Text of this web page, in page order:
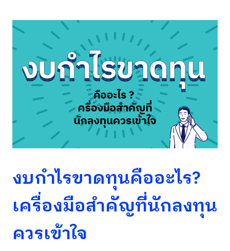
งบกำไรขาดทุนคืออะไร?
เครื่องมือสำคัญที่นักลงทุน
ควรเข้าใจ